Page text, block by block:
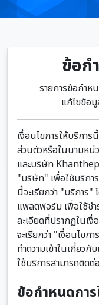
ข้อก
รายการข้อกำห
แก้ไขข้อ
เงื่อนไขการให้บริกา
ส่วนตัวหรือในนามหน่
และบริษัท Khanthep
"บริษัท" เพื่อใช้บริก
นี้จะเรียกว่า "บริการ"
แพลตฟอร์ม เพื่อใช้ชำ
ละเอียดที่ปรากฏในเ
จะเรียกว่า "เงื่อนไขก
ทำตวามเข้าในเกี่ยวกั
ใช้บริการสามารถติดต่
ข้อกำหนดการ